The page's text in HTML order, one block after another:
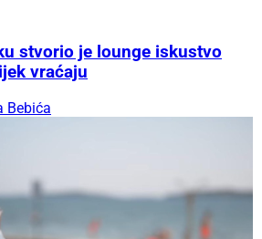
stvorio je lounge iskustvo
vraćaju
Bebića